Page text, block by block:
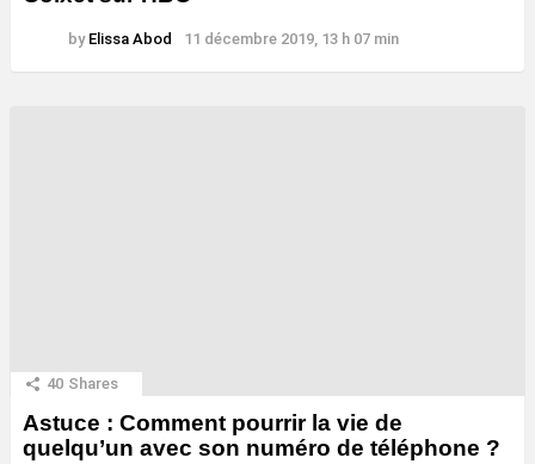
by Elissa Abod 11 décembre 2019, 13 h 07 min
40 Shares
Astuce : Comment pourrir la vie de
quelqu’un avec son numéro de téléphone ?